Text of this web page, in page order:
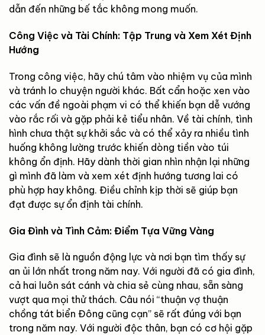
dẫn đến những bế tắc không mong muốn.
Công Việc và Tài Chính: Tập Trung và Xem Xét Định
Hướng
Trong công việc, hãy chú tâm vào nhiệm vụ của mình
và tránh lo chuyện người khác. Bất cẩn hoặc xen vào
các vấn đề ngoài phạm vi có thể khiến bạn dễ vướng
vào rắc rối và gặp phải kẻ tiểu nhân. Về tài chính, tình
hình chưa thật sự khởi sắc và có thể xảy ra nhiều tình
huống không lường trước khiến dòng tiền vào túi
không ổn định. Hãy dành thời gian nhìn nhận lại những
gì mình đã làm và xem xét định hướng tương lai có
phù hợp hay không. Điều chỉnh kịp thời sẽ giúp bạn
đạt được sự ổn định tài chính.
Gia Đình và Tình Cảm: Điểm Tựa Vững Vàng
Gia đình sẽ là nguồn động lực và nơi bạn tìm thấy sự
an ủi lớn nhất trong năm nay. Với người đã có gia đình,
cả hai luôn sát cánh và chia sẻ cùng nhau, sẵn sàng
vượt qua mọi thử thách. Câu nói “thuận vợ thuận
chồng tát biển Đông cũng cạn” sẽ rất đúng với bạn
trong năm nay. Với người độc thân, bạn có cơ hội gặp